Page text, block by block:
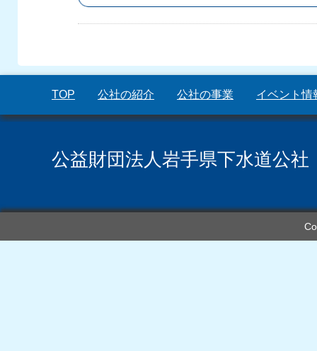
TOP 公社の紹介 公社の事業 イベント情
公益財団法人岩手県下水道公社